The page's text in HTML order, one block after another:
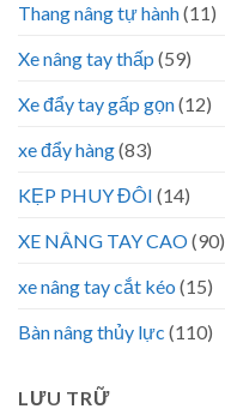
Thang nâng tự hành(11)
Xe nâng tay thấp (59)
Xe đẩy tay gấp gọn(12)
xe đẩy hàng(83)
KẸP PHUY ĐÔI (14)
XE NÂNG TAY CAO(90)
xe nâng tay cắt kéo (15)
Bàn nâng thủy lực (110)
LƯU TRỮ